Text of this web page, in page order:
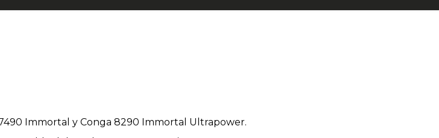
Immortal y Conga 8290 Immortal Ultrapower.